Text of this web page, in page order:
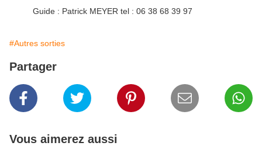
Guide : Patrick MEYER tel : 06 38 68 39 97
#Autres sorties
Partager
Vous aimerez aussi